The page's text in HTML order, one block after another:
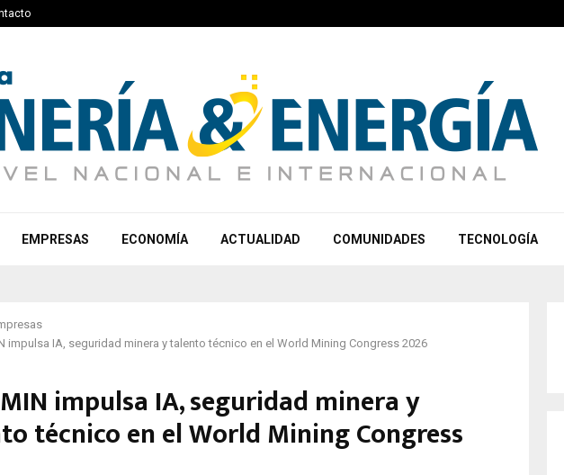
EMPRESAS ECONOMÍA ACTUALIDAD COMUNIDADES TECNOLOGÍA
impulsa IA, seguridad minera y talento técnico en el World Mining Congress 2026
impulsa IA, seguridad minera y
técnico en el World Mining Congress